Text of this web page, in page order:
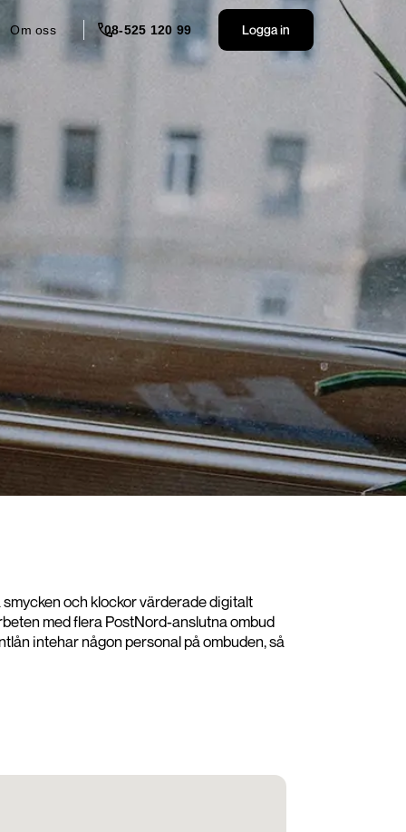
Om oss 08-525 120 99 Logga in
och klockor värderade digitalt
med flera PostNord-anslutna ombud
intehar någon personal på ombuden, så